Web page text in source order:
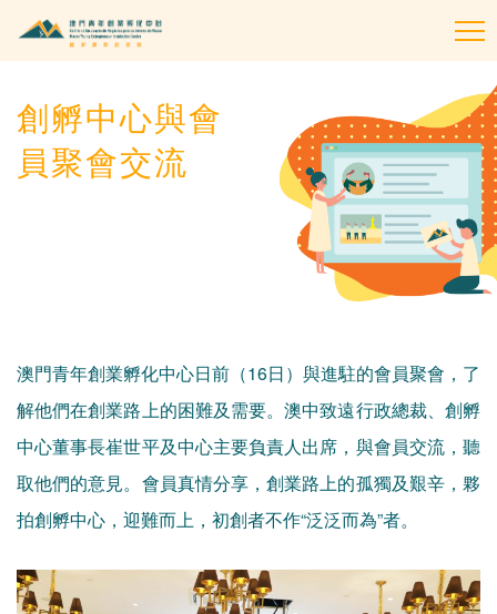
創孵中心與會
員聚會交流
澳門青年創業孵化中心日前（16日）與進駐的會員聚會，了
解他們在創業路上的困難及需要。澳中致遠行政總裁、創孵
中心董事長崔世平及中心主要負責人出席，與會員交流，聽
取他們的意見。會員真情分享，創業路上的孤獨及艱辛，夥
拍創孵中心，迎難而上，初創者不作“泛泛而為”者。